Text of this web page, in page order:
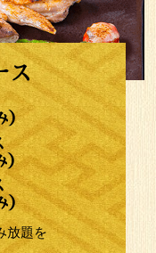
ス
）
）
）
放題を